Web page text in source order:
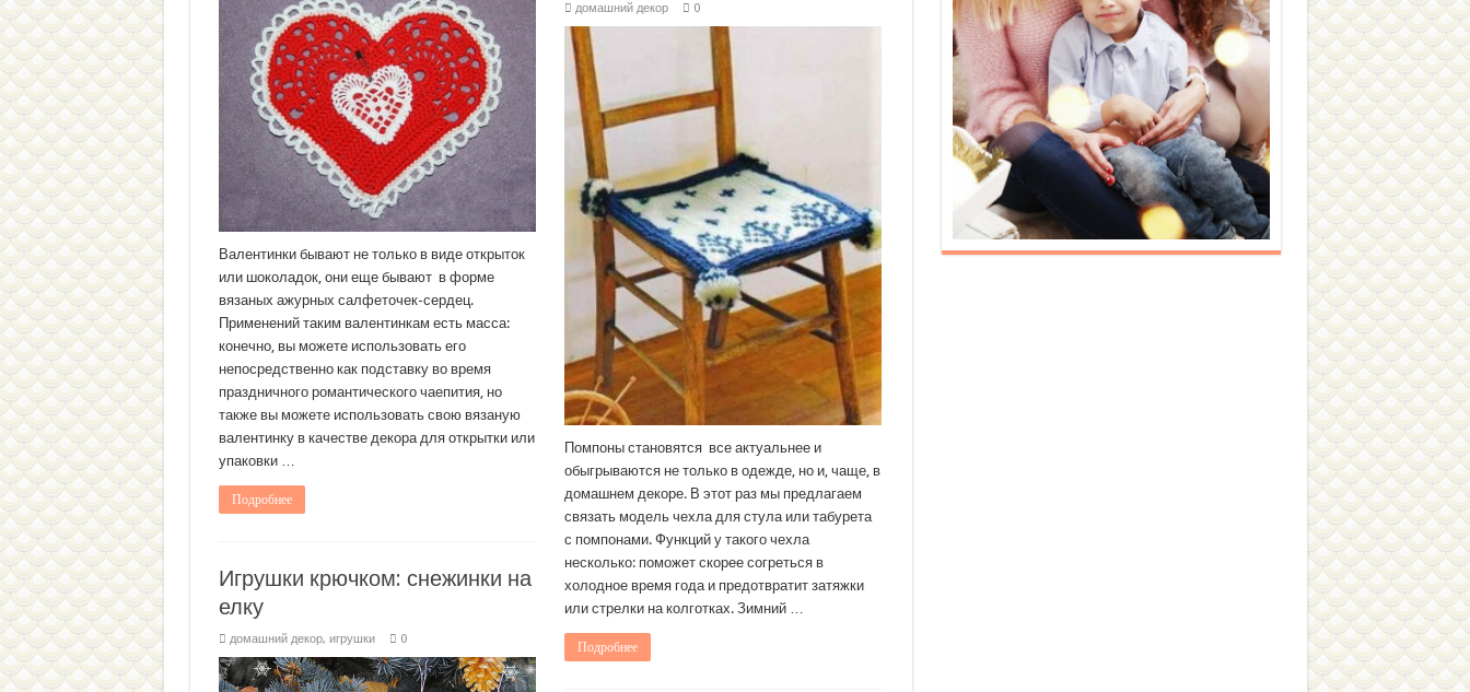
Валентинки бывают не только в виде открыток
или шоколадок, они еще бывают в форме
вязаных ажурных салфеточек-сердец.
Применений таким валентинкам есть масса:
конечно, вы можете использовать его
непосредственно как подставку во время
праздничного романтического чаепития, но
также вы можете использовать свою вязаную
валентинку в качестве декора для открытки или
упаковки …
Подробнее
домашний декор 0
Помпоны становятся все актуальнее и
обыгрываются не только в одежде, но и, чаще, в
домашнем декоре. В этот раз мы предлагаем
связать модель чехла для стула или табурета
с помпонами. Функций у такого чехла
несколько: поможет скорее согреться в
холодное время года и предотвратит затяжки
или стрелки на колготках. Зимний …
Подробнее
Игрушки крючком: снежинки на
елку
домашний декор, игрушки 0